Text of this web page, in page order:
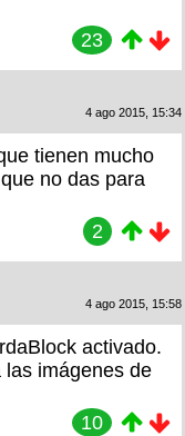
23
4 ago 2015, 15:34
tienen mucho
no das para
2
4 ago 2015, 15:58
activado.
las imágenes de
10